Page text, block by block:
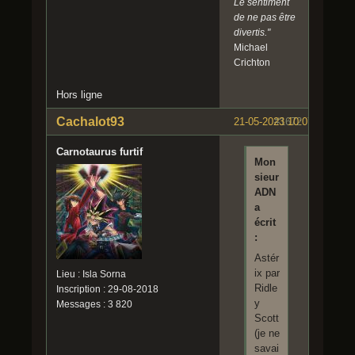
de ne pas être
divertis."
Michael
Crichton
Hors ligne
#1672
21-05-2023 10:07:08
Cachalot93
Carnotaurus furtif
Lieu : Isla Sorna
Inscription : 29-08-2018
Messages : 3 820
Mon
sieur
ADN
a
écrit
:
Astér
ix par
Ridle
y
Scott
(je ne
savai